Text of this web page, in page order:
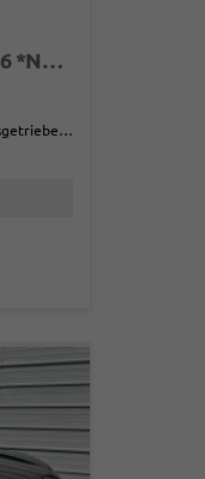
LIFE 1.5 ETSI 150PS/110KW DSG7 2026 *NEUES MODELL*
Doppelkupplungsgetriebe (DSG)